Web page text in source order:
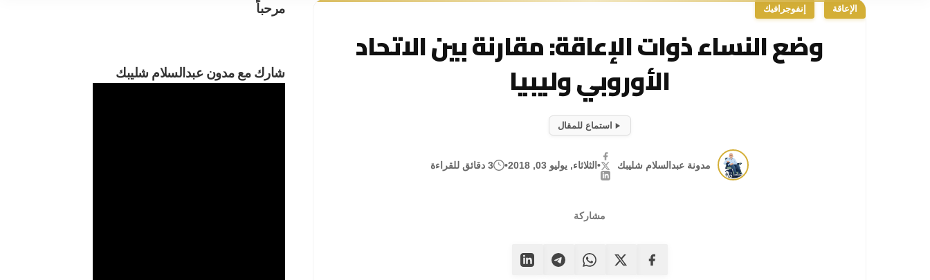
الإعاقة إنفوجرافيك
وضع النساء ذوات الإعاقة: مقارنة بين الاتحاد
الأوروبي وليبيا
استماع للمقال
مدونة عبدالسلام شليبك •الثلاثاء, يوليو 03, 2018 • 3 دقائق للقراءة
مشاركة
مرحباً
شارك مع مدون عبدالسلام شليبك